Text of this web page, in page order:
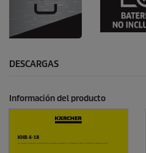
DESCARGAS
Información del producto